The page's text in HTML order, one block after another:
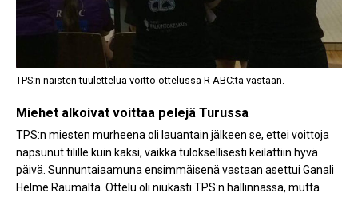
TPS:n naisten tuulettelua voitto-ottelussa R-ABC:ta vastaan.
Miehet alkoivat voittaa pelejä Turussa
TPS:n miesten murheena oli lauantain jälkeen se, ettei voittoja
napsunut tilille kuin kaksi, vaikka tuloksellisesti keilattiin hyvä
päivä. Sunnuntaiaamuna ensimmäisenä vastaan asettui Ganali
Helme Raumalta. Ottelu oli niukasti TPS:n hallinnassa, mutta